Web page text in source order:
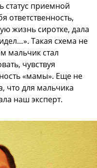
статус приемной
ответственность,
жизнь сиротке, дала
Такая схема не
мальчик стал
чувствуя
«мамы». Еще не
что для мальчика
наш эксперт.